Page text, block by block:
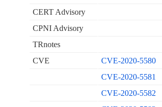
CERT Advisory
CPNI Advisory
TRnotes
CVE
CVE-2020-5580
CVE-2020-5581
CVE-2020-5582